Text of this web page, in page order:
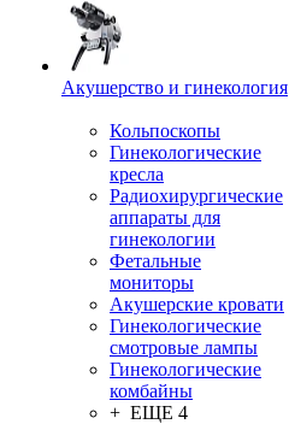
Акушерство и гинекология
Кольпоскопы
Гинекологические
кресла
Радиохирургические
аппараты для
гинекологии
Фетальные
мониторы
Акушерские кровати
Гинекологические
смотровые лампы
Гинекологические
комбайны
+ ЕЩЕ 4